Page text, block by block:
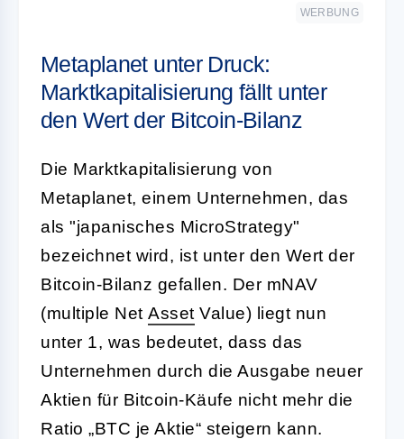
WERBUNG
Metaplanet unter Druck:
Marktkapitalisierung fällt unter
den Wert der Bitcoin-Bilanz
Die Marktkapitalisierung von
Metaplanet, einem Unternehmen, das
als "japanisches MicroStrategy"
bezeichnet wird, ist unter den Wert der
Bitcoin-Bilanz gefallen. Der mNAV
(multiple Net Asset Value) liegt nun
unter 1, was bedeutet, dass das
Unternehmen durch die Ausgabe neuer
Aktien für Bitcoin-Käufe nicht mehr die
Ratio „BTC je Aktie“ steigern kann.